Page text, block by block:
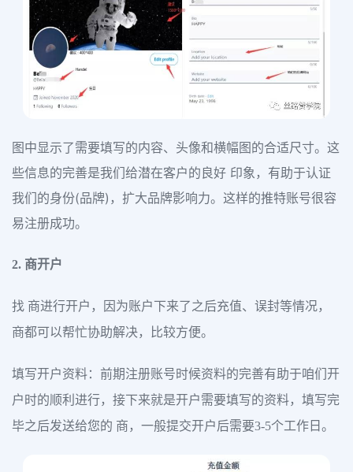
图中显示了需要填写的内容、头像和横幅图的合适尺寸。这
些信息的完善是我们给潜在客户的良好 印象，有助于认证
我们的身份(品牌)，扩大品牌影响力。这样的推特账号很容
易注册成功。
2. 商开户
找 商进行开户，因为账户下来了之后充值、误封等情况，
商都可以帮忙协助解决，比较方便。
填写开户资料：前期注册账号时候资料的完善有助于咱们开
户时的顺利进行，接下来就是开户需要填写的资料，填写完
毕之后发送给您的 商，一般提交开户后需要3-5个工作日。